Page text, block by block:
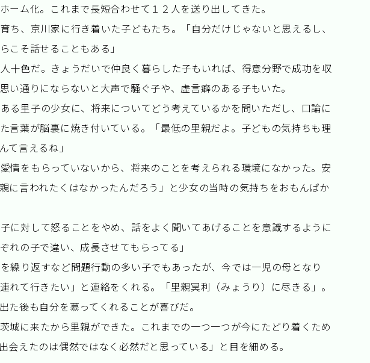
ーム化。これまで長短合わせて１２人を送り出してきた。
ち、京川家に行き着いた子どもたち。「自分だけじゃないと思えるし、
こそ話せることもある」
十色だ。きょうだいで仲良く暮らした子もいれば、得意分野で成功を収
い通りにならないと大声で騒ぐ子や、虚言癖のある子もいた。
る里子の少女に、将来についてどう考えているかを問いただし、口論に
言葉が脳裏に焼き付いている。「最低の里親だよ。子どもの気持ちも理
て言えるね」
情をもらっていないから、将来のことを考えられる環境になかった。安
に言われたくはなかったんだろう」と少女の当時の気持ちをおもんぱか
に対して怒ることをやめ、話をよく聞いてあげることを意識するように
れの子で違い、成長させてもらってる」
繰り返すなど問題行動の多い子でもあったが、今では一児の母となり
れて行きたい」と連絡をくれる。「里親冥利（みょうり）に尽きる」。
た後も自分を慕ってくれることが喜びだ。
城に来たから里親ができた。これまでの一つ一つが今にたどり着くため
会えたのは偶然ではなく必然だと思っている」と目を細める。